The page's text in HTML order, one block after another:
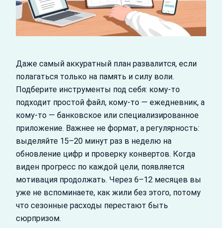
Даже самый аккуратный план развалится, если
полагаться только на память и силу воли.
Подберите инструменты под себя: кому‑то
подходит простой файл, кому‑то — ежедневник, а
кому‑то — банковское или специализированное
приложение. Важнее не формат, а регулярность:
выделяйте 15–20 минут раз в неделю на
обновление цифр и проверку конвертов. Когда
виден прогресс по каждой цели, появляется
мотивация продолжать. Через 6–12 месяцев вы
уже не вспоминаете, как жили без этого, потому
что сезонные расходы перестают быть
сюрпризом.